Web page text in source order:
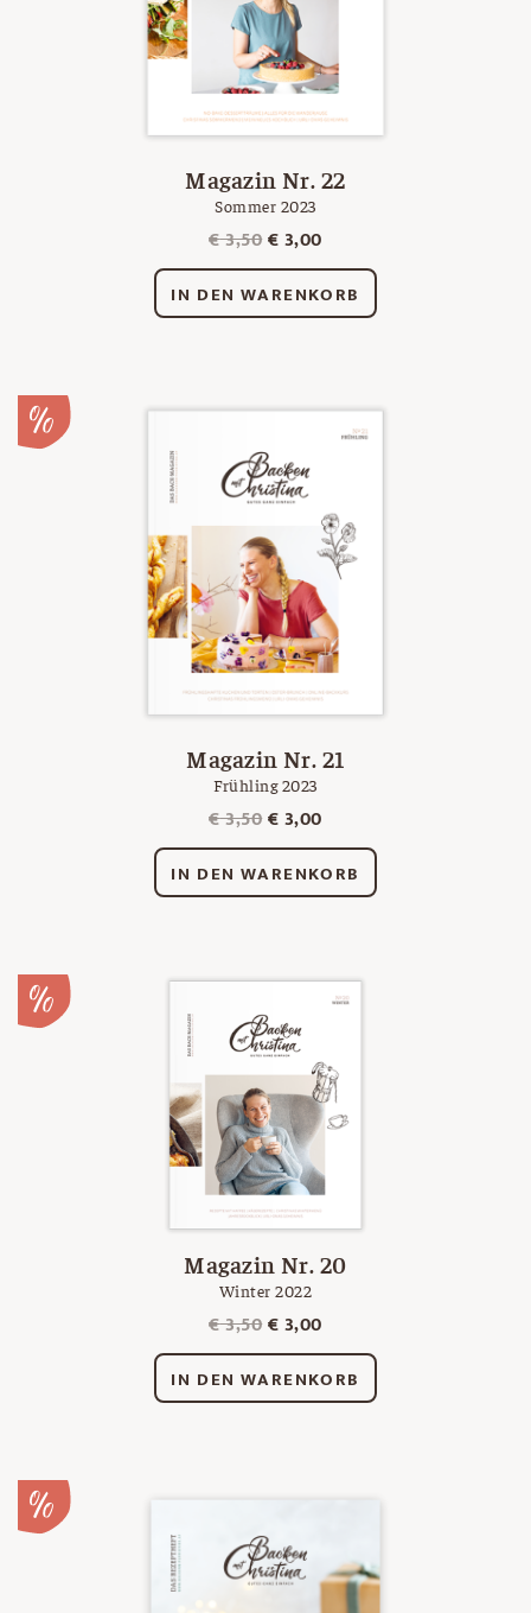
Magazin Nr. 22
Sommer 2023
€3,50Ursprünglicher
Preis
war:
€ 3,50
€3,00Aktueller
Preis
ist:
€ 3,00.
IN DEN WARENKORB
Magazin Nr. 21
Frühling 2023
€3,50Ursprünglicher
Preis
war:
€ 3,50
€3,00Aktueller
Preis
ist:
€ 3,00.
IN DEN WARENKORB
Magazin Nr. 20
Winter 2022
€3,50Ursprünglicher
Preis
war:
€ 3,50
€3,00Aktueller
Preis
ist:
€ 3,00.
IN DEN WARENKORB